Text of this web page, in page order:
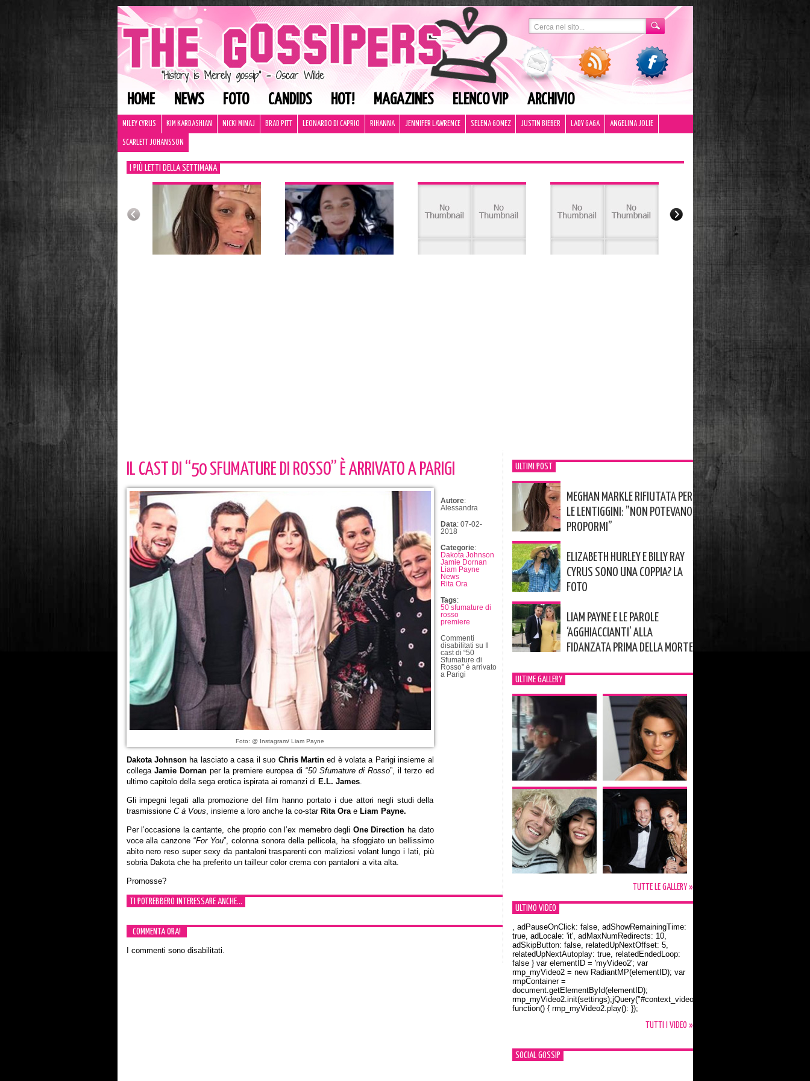
HOME NEWS FOTO CANDIDS HOT! MAGAZINES ELENCO VIP ARCHIVIO
MILEY CYRUS KIM KARDASHIAN NICKI MINAJ BRAD PITT LEONARDO DI CAPRIO RIHANNA JENNIFER LAWRENCE SELENA GOMEZ JUSTIN BIEBER LADY GAGA ANGELINA JOLIE
SCARLETT JOHANSSON
I PIÙ LETTI DELLA SETTIMANA
IL CAST DI “50 SFUMATURE DI ROSSO” È ARRIVATO A PARIGI
Foto: @ Instagram/ Liam Payne
Dakota Johnsonha lasciato a casa il suo Chris Martined è volata a Parigi insieme al
collega Jamie Dornanper la premiere europea di “50 Sfumature di Rosso”, il terzo ed
ultimo capitolo della sega erotica ispirata ai romanzi di E.L. James.
Gli impegni legati alla promozione del film hanno portato i due attori negli studi della
trasmissione C à Vous, insieme a loro anche la co-star Rita Orae Liam Payne.
Per l’occasione la cantante, che proprio con l’ex memebro degli One Direction ha dato
voce alla canzone “For You”, colonna sonora della pellicola, ha sfoggiato un bellissimo
abito nero reso super sexy da pantaloni trasparenti con maliziosi volant lungo i lati, più
sobria Dakota che ha preferito un tailleur color crema con pantaloni a vita alta.
Promosse?
Autore:
Alessandra
Data: 07-02-
2018
Categorie:
Dakota Johnson
Jamie Dornan
Liam Payne
News
Rita Ora
Tags:
50 sfumature di
rosso
premiere
Commenti
disabilitati su Il
cast di “50
Sfumature di
Rosso” è arrivato
a Parigi
TI POTREBBERO INTERESSARE ANCHE...
COMMENTA ORA!
I commenti sono disabilitati.
ULTIMI POST
MEGHAN MARKLE RIFIUTATA PER
LE LENTIGGINI: ”NON POTEVANO
PROPORMI”
ELIZABETH HURLEY E BILLY RAY
CYRUS SONO UNA COPPIA? LA
FOTO
LIAM PAYNE E LE PAROLE
‘AGGHIACCIANTI’ ALLA
FIDANZATA PRIMA DELLA MORTE
ULTIME GALLERY
TUTTE LE GALLERY »
ULTIMO VIDEO
Orlando Bloom e la t-shirt dedicata a Flynn
, adPauseOnClick: false, adShowRemainingTime:
true, adLocale: 'it', adMaxNumRedirects: 10,
adSkipButton: false, relatedUpNextOffset: 5,
relatedUpNextAutoplay: true, relatedEndedLoop:
false } var elementID = 'myVideo2'; var
rmp_myVideo2 = new RadiantMP(elementID); var
rmpContainer =
document.getElementById(elementID);
rmp_myVideo2.init(settings);jQuery("#context_video2").one("mouseover",
function() { rmp_myVideo2.play(); });
TUTTI I VIDEO »
SOCIAL GOSSIP